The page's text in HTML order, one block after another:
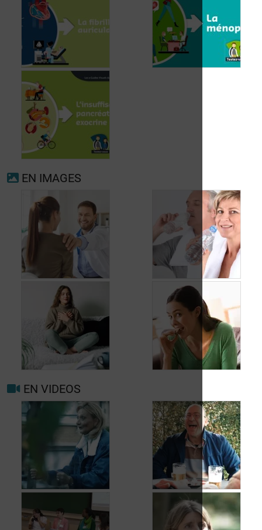
Fibrillation
auriculaire
Insuffisance
pancréatique
exocrine
EN IMAGES
Quand consulter à
nouveau pour
migraine ou maux de
tête?
Prévenir les maux de
tête au jour le jour
Mieux vivre avec la
migraine au
quotidien
Facteurs
déclenchants et de
risque migraine et
maux de tête
EN VIDEOS
Jean, 58 ans,